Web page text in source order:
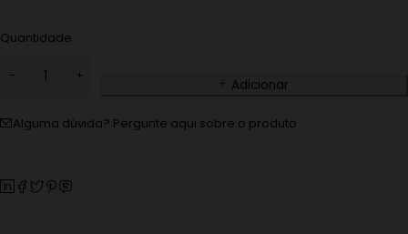
Quantidade
Adicionar
Alguma dúvida? Pergunte aqui sobre o produto